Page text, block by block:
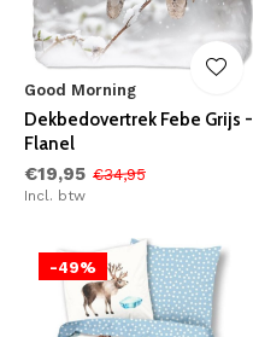
Good Morning
Dekbedovertrek Febe Grijs -
Flanel
€19,95 €34,95
Incl. btw
-49%